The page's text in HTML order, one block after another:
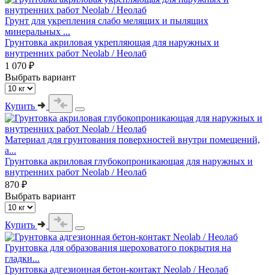
Грунт для укрепления слабо мелящих и пылящих
минеральных ...
Грунтовка акриловая укрепляющая для наружных и
внутренних работ Neolab / Неолаб
1 070 ₽
Выбрать вариант
Купить
Материал для грунтования поверхностей внутри помещений,
а...
Грунтовка акриловая глубокопроникающая для наружных и
внутренних работ Neolab / Неолаб
870 ₽
Выбрать вариант
Купить
Грунтовка для образования шероховатого покрытия на
гладки...
Грунтовка адгезионная бетон-контакт Neolab / Неолаб